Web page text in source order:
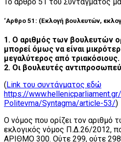
‘Αρθρο 51: (Εκλογή βουλευτών,
1. O αριθμός των βουλευτών
μπορεί όμως να είναι
μεγαλύτερος από τριακόσιους.
2. Oι βουλευτές
( Link του συντάγματος εδώ
https://
Politevma/Syntagma/article-53/)
Ο νόμος που ορίζει τον αριθμό
εκλογικός νόμος Π.Δ.26/2012,
ΑΡΙΘΜΟ 300. Ούτε 299, ούτε